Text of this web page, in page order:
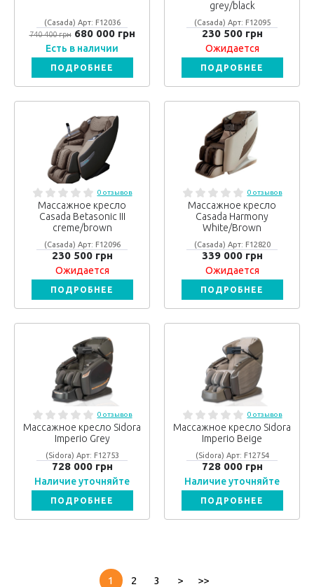
(Casada) Арт: F12036
740 400 грн680 000 грн
Есть в наличии
ПОДРОБНЕЕ
grey/black
(Casada) Арт: F12095
230 500 грн
Ожидается
ПОДРОБНЕЕ
0 отзывов
Массажное кресло
Casada Betasonic III
creme/brown
(Casada) Арт: F12096
230 500 грн
Ожидается
ПОДРОБНЕЕ
0 отзывов
Массажное кресло
Casada Harmony
White/Brown
(Casada) Арт: F12820
339 000 грн
Ожидается
ПОДРОБНЕЕ
0 отзывов
Массажное кресло Sidora
Imperio Grey
(Sidora) Арт: F12753
728 000 грн
Наличие уточняйте
ПОДРОБНЕЕ
0 отзывов
Массажное кресло Sidora
Imperio Beige
(Sidora) Арт: F12754
728 000 грн
Наличие уточняйте
ПОДРОБНЕЕ
1 2 3 > >>